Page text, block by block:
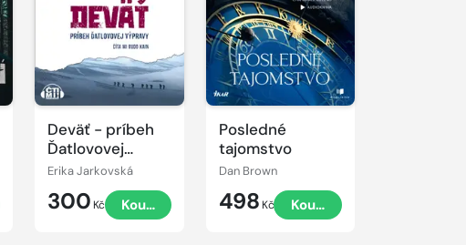
Deväť - príbeh
Ďatlovovej
výpravy
Erika Jarkovská
300 Kč Koupit
Posledné
tajomstvo
Dan Brown
498 Kč Koupit